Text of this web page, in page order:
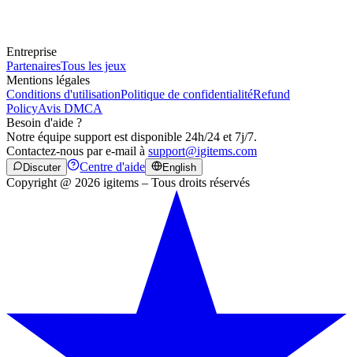
Entreprise
PartenairesTous les jeux
Mentions légales
Conditions d'utilisationPolitique de confidentialitéRefund
PolicyAvis DMCA
Besoin d'aide ?
Notre équipe support est disponible 24h/24 et 7j/7.
Contactez-nous par e-mail à support@igitems.com
Discuter Centre d'aide English
Copyright @ 2026 igitems – Tous droits réservés